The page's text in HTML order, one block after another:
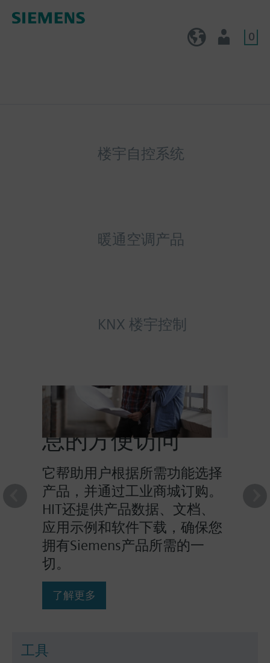
0
楼宇自控系统
暖通空调产品
KNX 楼宇控制
HIT提供对产品信
息的方便访问
它帮助用户根据所需功能选择
产品，并通过工业商城订购。
HIT还提供产品数据、文档、
应用示例和软件下载，确保您
拥有Siemens产品所需的一
切。
了解更多
工具